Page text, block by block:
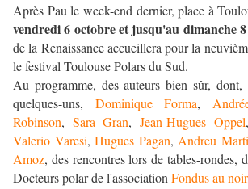
Après Pau le week-end dernier, place à
vendredi 6 octobre et jusqu'au dimanche
de la Renaissance accueillera pour la
le festival Toulouse Polars du Sud.
Au programme, des auteurs bien sûr,
quelques-uns, Dominique Forma,
Robinson, Sara Gran,Jean-Hugues Oppel,
Valerio Varesi, Hugues Pagan, Andreu
Amoz, des rencontres lors de tables-rondes,
Docteurs polar de l'association Fondus au noir